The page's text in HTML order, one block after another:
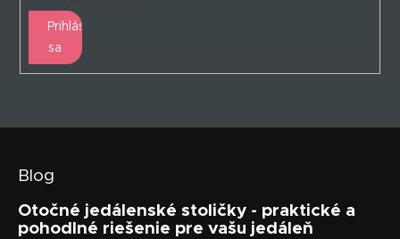
Prihlásiť
sa
Blog
Otočné jedálenské stoličky - praktické a
pohodlné riešenie pre vašu jedáleň